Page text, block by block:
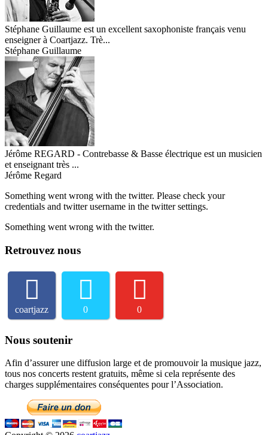
Stéphane Guillaume est un excellent saxophoniste français venu
enseigner à Coartjazz. Trè...
Stéphane Guillaume
Jérôme REGARD - Contrebasse & Basse électrique est un musicien
et enseignant très ...
Jérôme Regard
Something went wrong with the twitter. Please check your
credentials and twitter username in the twitter settings.
Something went wrong with the twitter.
Retrouvez nous
coartjazz 0 0
Nous soutenir
Afin d’assurer une diffusion large et de promouvoir la musique jazz,
tous nos concerts restent gratuits, même si cela représente des
charges supplémentaires conséquentes pour l’Association.